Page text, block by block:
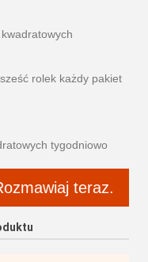
rolek każdy pakiet
tygodniowo
teraz.